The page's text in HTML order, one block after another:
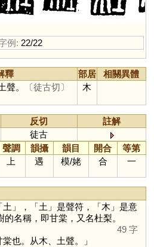
例: 22/22
釋 部居
相關異體
聲。
〔徒古切〕
木
反切
註解
徒古
聲調 韻攝 韻目 開合
等第
上 遇 模/姥 合 一
土」，「土」是聲符，「木」是意
的名稱，即甘棠，又名杜梨。
49 字
也。从木、土聲。」